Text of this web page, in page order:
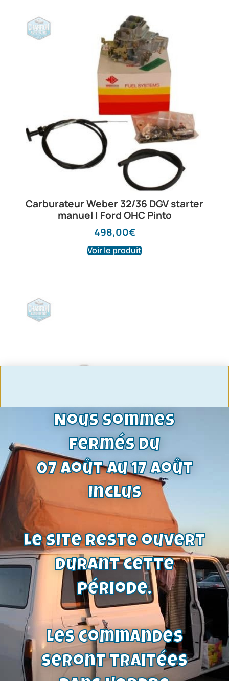
Carburateur Weber 32/36 DGV starter
manuel | Ford OHC Pinto
498,00€
Voir le produit
filtre a essence universel
4,60€
Voir le produit
Nous sommes
fermés du
07 août au 17 août
inclus
Le site reste ouvert
durant cette
période.
Les commandes
seront traitées